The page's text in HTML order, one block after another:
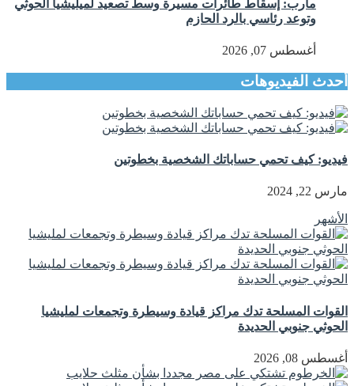
مأرب: إسقاط طائرات مسيرة وسط تصعيد لميليشيا الحوثي
وتوعد رئاسي بالرد الحازم
أغسطس 07, 2026
أحدث الفيديوهات
فيديو: كيف تحمي حساباتك الشخصية بخطوتين
مارس 22, 2024
الأشهر
القوات المسلحة تدك مراكز قيادة وسيطرة وتجمعات لمليشيا
الحوثي جنوبي الحديدة
أغسطس 08, 2026